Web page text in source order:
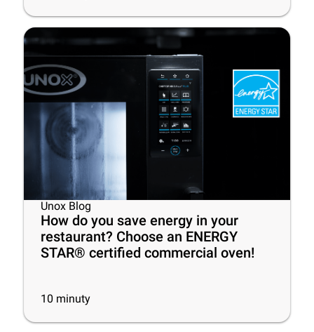
Unox Blog
How do you save energy in your
restaurant? Choose an ENERGY
STAR® certified commercial oven!
10 minuty